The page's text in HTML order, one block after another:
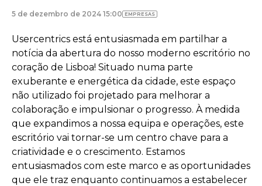
5 de dezembro de 2024 15:00 EMPRESAS
Usercentrics está entusiasmada em partilhar a
notícia da abertura do nosso moderno escritório no
coração de Lisboa! Situado numa parte
exuberante e energética da cidade, este espaço
não utilizado foi projetado para melhorar a
colaboração e impulsionar o progresso. À medida
que expandimos a nossa equipa e operações, este
escritório vai tornar-se um centro chave para a
criatividade e o crescimento. Estamos
entusiasmados com este marco e as oportunidades
que ele traz enquanto continuamos a estabelecer